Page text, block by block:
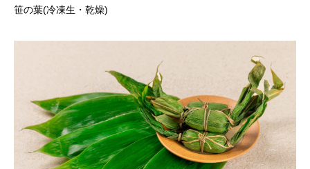
笹の葉(冷凍生・乾燥)